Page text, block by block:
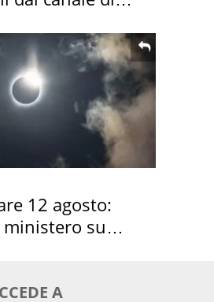
12 agosto:
ministero su